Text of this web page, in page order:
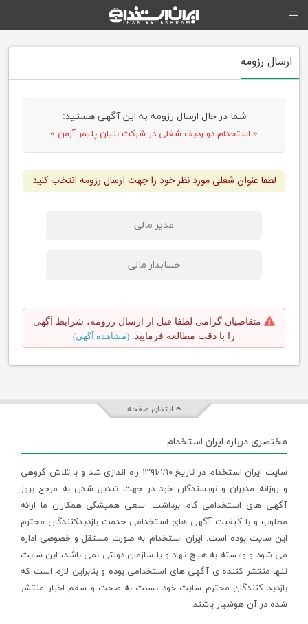
ارسال رزومه
شما در حال ارسال رزومه به این آگهی هستید:
« استخدام دو ردیف شغلی در شرکت بنیان پلیمر آرمن »
لطفا عنوان شغلی مورد نظر خود را جهت ارسال رزومه انتخاب کنید
مدیر مالی
حسابدار مالی
متقاضیان گرامی لطفا قبل از ارسال رزومه، شرایط آگهی
را با دقت مطالعه فرمایید. (مشاهده آگهی)
ابتدای صفحه
مختصری درباره ایران استخدام
سایت ایران استخدام در تاریخ ۱۳۹۱/۱/۱۰ راه اندازی شد و با تلاش گروهی
و روزانه مدیران و نویسندگان خود در جهت تبدیل شدن به مرجع بروز
آگهی های استخدامی گام برداشت. سعی همیشگی همکاران ما ارائه
مطلوب و با کیفیت آگهی های استخدامی خدمت بازدیدکنندگان محترم
این سایت بوده است. ایران استخدام به صورت مستقل و خصوصی اداره
می شود و وابسته به هیچ نهاد و یا سازمان دولتی نمی باشد، این سایت
تنها منتشر کننده ی آگهی های استخدامی بوده و بنابراین لازم است که
بازدید کنندگان محترم سایت خود نسبت به صحت و سقم اخبار منتشر
شده در آن هوشیار باشند.